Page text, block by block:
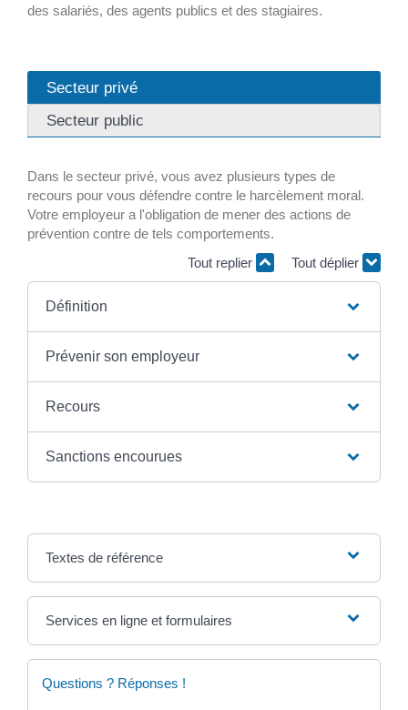
des salariés, des agents publics et des stagiaires.
Secteur privé
Secteur public
Dans le secteur privé, vous avez plusieurs types de
recours pour vous défendre contre le harcèlement moral.
Votre employeur a l'obligation de mener des actions de
prévention contre de tels comportements.
Tout replier
Tout déplier
Définition
Prévenir son employeur
Recours
Sanctions encourues
Textes de référence
Services en ligne et formulaires
Questions ? Réponses !